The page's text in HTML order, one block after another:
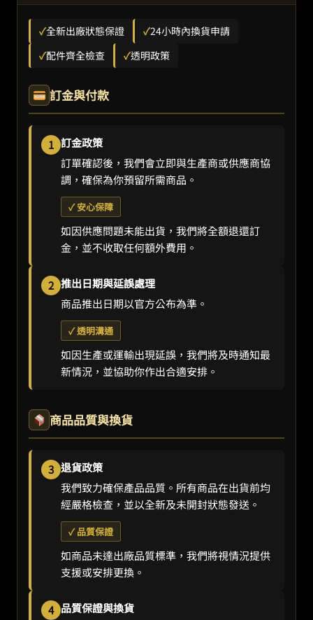
✓全新出廠狀態保證 ✓24小時內換貨申請
✓配件齊全檢查 ✓透明政策
訂金與付款
1 訂金政策
訂單確認後，我們會立即與生產商或供應商協
調，確保為你預留所需商品。
✓ 安心保障
如因供應問題未能出貨，我們將全額退還訂
金，並不收取任何額外費用。
2 推出日期與延誤處理
商品推出日期以官方公布為準。
✓ 透明溝通
如因生產或運輸出現延誤，我們將及時通知最
新情況，並協助你作出合適安排。
商品品質與換貨
3 退貨政策
我們致力確保產品品質。所有商品在出貨前均
經嚴格檢查，並以全新及未開封狀態發送。
✓ 品質保證
如商品未達出廠品質標準，我們將視情況提供
支援或安排更換。
4 品質保證與換貨